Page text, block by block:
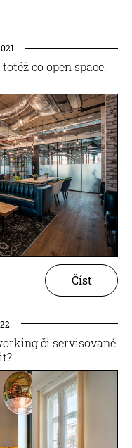
co open space.
Číst
či servisované